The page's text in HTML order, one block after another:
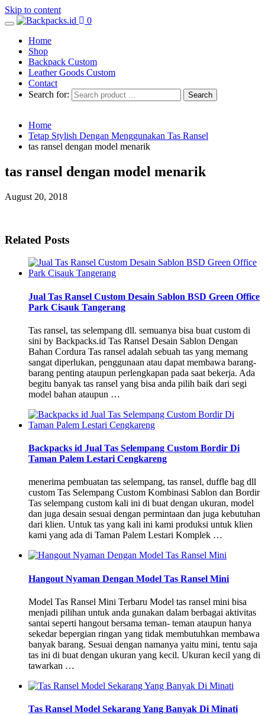
Skip to content
0
Home
Shop
Backpack Custom
Leather Goods Custom
Contact
Search for:
Home
Tetap Stylish Dengan Menggunakan Tas Ransel
tas ransel dengan model menarik
tas ransel dengan model menarik
August 20, 2018
Related Posts
Jual Tas Ransel Custom Desain Sablon BSD Green Office
Park Cisauk Tangerang
Tas ransel, tas selempang dll. semuanya bisa buat custom di
sini by Backpacks.id Tas Ransel Desain Sablon Dengan
Bahan Cordura Tas ransel adalah sebuah tas yang memang
sangat diperlukan, penggunaan atau dapat membawa barang-
barang penting ataupun perlengkapan pada saat bekerja. Ada
begitu banyak tas ransel yang bisa anda pilih baik dari segi
model bahan ataupun …
Backpacks id Jual Tas Selempang Custom Bordir Di
Taman Palem Lestari Cengkareng
menerima pembuatan tas selempang, tas ransel, duffle bag dll
custom Tas Selempang Custom Kombinasi Sablon dan Bordir
Tas selempang custom kali ini di buat dengan ukuran, model
dan juga desain sesuai dengan permintaan dan juga kebutuhan
dari klien. Untuk tas yang kali ini kami produksi untuk klien
kami yang ada di Taman Palem Lestari Komplek …
Hangout Nyaman Dengan Model Tas Ransel Mini
Model Tas Ransel Mini Terbaru Model tas ransel mini bisa
menjadi pilihan untuk anda gunakan dalam berbagai aktivitas
santai seperti hangout bersama teman- teman ataupun hanya
sekedar bepergian ringan yang tidak membutuhkan membawa
banyak barang. Sesuai dengan namanya yaitu mini, tentu saja
tas ini di buat dengan ukuran yang kecil. Ukuran kecil yang di
tawarkan …
Tas Ransel Model Sekarang Yang Banyak Di Minati